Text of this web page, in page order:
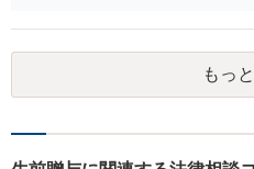
相談されるのが良いと思います。
もっ